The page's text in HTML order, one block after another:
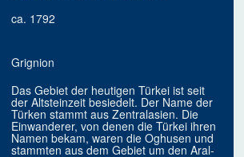
ca. 1792
Grignion
Das Gebiet der heutigen Türkei ist seit
der Altsteinzeit besiedelt. Der Name der
Türken stammt aus Zentralasien. Die
Einwanderer, von denen die Türkei ihren
Namen bekam, waren die Oghusen und
stammten aus dem Gebiet um den Aral-